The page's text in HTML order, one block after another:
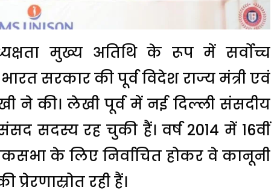
मुख्य अतिथि के रूप में सर्वोच्च
सरकार की पूर्व विदेश राज्य मंत्री एवं
ने की। लेखी पूर्व में नई दिल्ली संसदीय
सदस्य रह चुकी हैं। वर्ष 2014 में 16वीं
के लिए निर्वाचित होकर वे कानूनी
रही हैं।